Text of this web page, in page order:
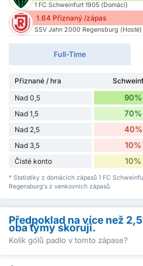
1 FC Schweinfurt 1905 (Domácí)
1.64 Přiznaný /zápas
SSV Jahn 2000 Regensburg (Hosté)
Full-Time
Přiznané / hra
Nad 0,5
90%
Nad 1,5 70%
Nad 2,5 40%
Nad 3,5 10%
Čisté konto 10%
* Statistiky z domácích zápasů 1 FC
Regensburg's z venkovních zápasů.
Předpoklad na více než
oba týmy skorují.
Kolik gólů padlo v tomto zápase?